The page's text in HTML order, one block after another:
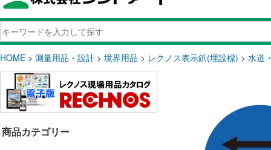
HOME > 測量用品・設計 > 境界用品 > レクノス表示鋲(埋設標) > 水道
商品カテゴリー